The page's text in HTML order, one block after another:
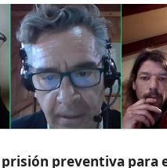
preventiva para